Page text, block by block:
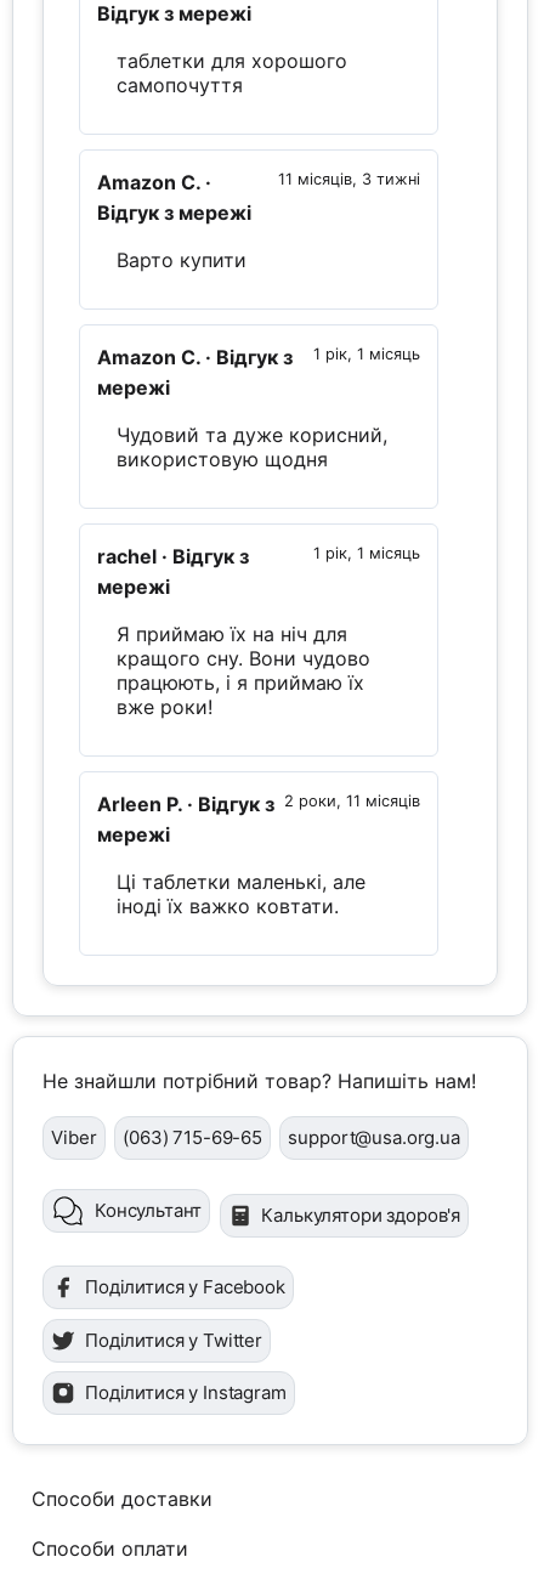
Відгук з мережі
таблетки для хорошого
самопочуття
11 місяців, 3 тижні
Amazon C. ·
Відгук з мережі
Варто купити
1 рік, 1 місяць
Amazon C. · Відгук з
мережі
Чудовий та дуже корисний,
використовую щодня
1 рік, 1 місяць
rachel · Відгук з
мережі
Я приймаю їх на ніч для
кращого сну. Вони чудово
працюють, і я приймаю їх
вже роки!
2 роки, 11 місяців
Arleen P. · Відгук з
мережі
Ці таблетки маленькі, але
іноді їх важко ковтати.
Не знайшли потрібний товар? Напишіть нам!
Viber (063) 715-69-65 support@usa.org.ua
Консультант Калькулятори здоров'я
Поділитися у Facebook
Поділитися у Twitter
Поділитися у Instagram
Способи доставки
Способи оплати